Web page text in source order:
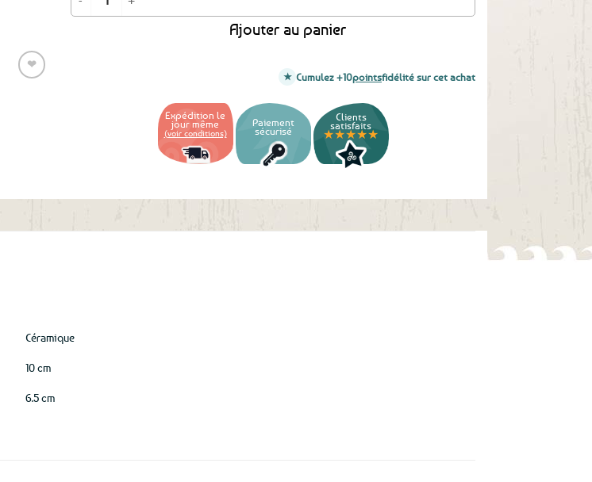
❤
Ajouter au panier
Cumulez +10pointsfidélité sur cet achat
Expédition le
jour même
(voir conditions)
Paiement
sécurisé
Clients
satisfaits
★★★★★
Céramique
10 cm
6.5 cm